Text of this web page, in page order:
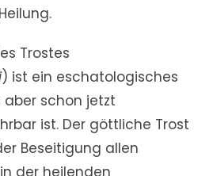
Trostes
) ist ein eschatologisches
aber schon jetzt
ist. Der göttliche Trost
Beseitigung allen
der heilenden